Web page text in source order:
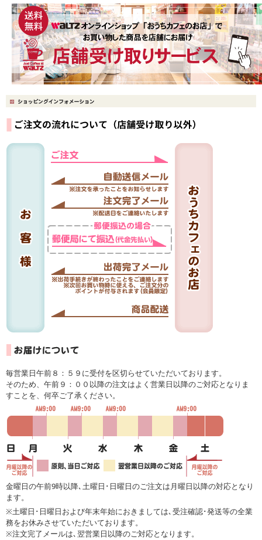
毎営業日午前８：５９に受付を区切らせていただいております。
そのため、午前９：００以降の注文はよく営業日以降のご対応となりま
すことを、何卒ご了承ください。
金曜日の午前9時以降､土曜日･日曜日のご注文は月曜日以降の対応となり
ます。
※土曜日･日曜日および年末年始におきましては､受注確認･発送等の全業
務をお休みさせていただいております。
※注文完了メールは､翌営業日以降のご対応となります。